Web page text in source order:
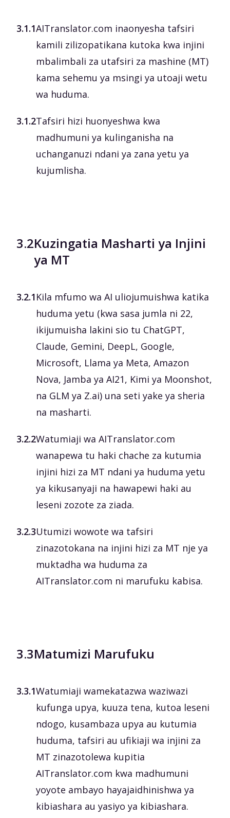
3.1.1AITranslator.com inaonyesha tafsiri
kamili zilizopatikana kutoka kwa injini
mbalimbali za utafsiri za mashine (MT)
kama sehemu ya msingi ya utoaji wetu
wa huduma.
3.1.2Tafsiri hizi huonyeshwa kwa
madhumuni ya kulinganisha na
uchanganuzi ndani ya zana yetu ya
kujumlisha.
3.2Kuzingatia Masharti ya Injini
ya MT
3.2.1Kila mfumo wa AI uliojumuishwa katika
huduma yetu (kwa sasa jumla ni 22,
ikijumuisha lakini sio tu ChatGPT,
Claude, Gemini, DeepL, Google,
Microsoft, Llama ya Meta, Amazon
Nova, Jamba ya AI21, Kimi ya Moonshot,
na GLM ya Z.ai) una seti yake ya sheria
na masharti.
3.2.2Watumiaji wa AITranslator.com
wanapewa tu haki chache za kutumia
injini hizi za MT ndani ya huduma yetu
ya kikusanyaji na hawapewi haki au
leseni zozote za ziada.
3.2.3Utumizi wowote wa tafsiri
zinazotokana na injini hizi za MT nje ya
muktadha wa huduma za
AITranslator.com ni marufuku kabisa.
3.3Matumizi Marufuku
3.3.1Watumiaji wamekatazwa waziwazi
kufunga upya, kuuza tena, kutoa leseni
ndogo, kusambaza upya au kutumia
huduma, tafsiri au ufikiaji wa injini za
MT zinazotolewa kupitia
AITranslator.com kwa madhumuni
yoyote ambayo hayajaidhinishwa ya
kibiashara au yasiyo ya kibiashara.